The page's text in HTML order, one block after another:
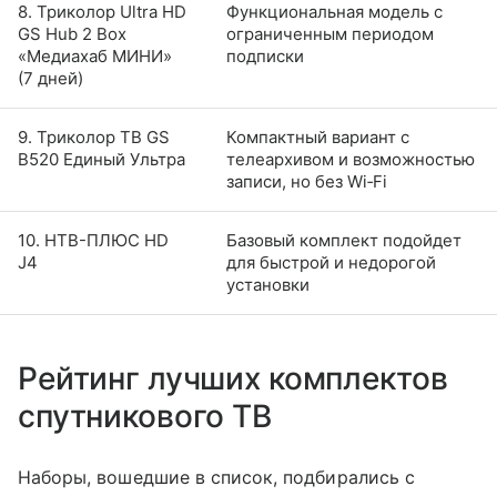
8. Триколор Ultra HD
GS Hub 2 Box
«Медиахаб МИНИ»
(7 дней)
Функциональная модель с
ограниченным периодом
подписки
9. Триколор ТВ GS
B520 Единый Ультра
Компактный вариант с
телеархивом и возможностью
записи, но без Wi‑Fi
10. НТВ-ПЛЮС HD
J4
Базовый комплект подойдет
для быстрой и недорогой
установки
Рейтинг лучших комплектов
спутникового ТВ
Наборы, вошедшие в список, подбирались с